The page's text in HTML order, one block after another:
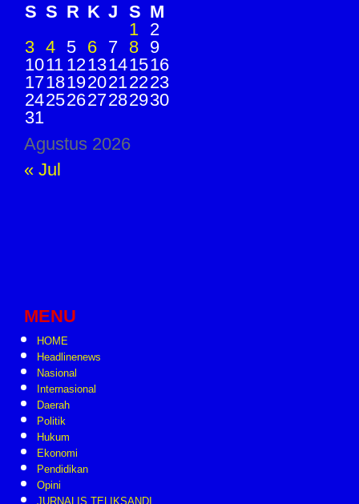
Agustus 2026
S S R K J S M
1 2
3 4 5 6 7 8 9
1011 1213141516
17181920212223
24252627282930
31
« Jul
MENU
HOME
Headlinenews
Nasional
Internasional
Daerah
Politik
Hukum
Ekonomi
Pendidikan
Opini
JURNALIS TELIKSANDI